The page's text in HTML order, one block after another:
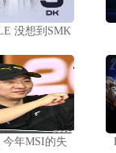
没想到SMK
今年MSI的失